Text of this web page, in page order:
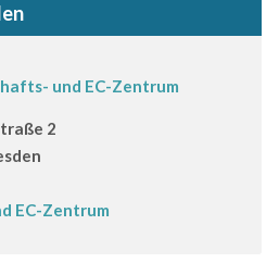
und EC-Zentrum
2